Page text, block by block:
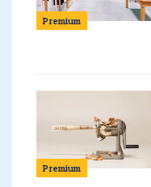
Premium
Premium